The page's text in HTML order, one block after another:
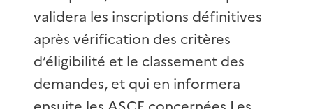
validera les inscriptions définitives
après vérification des critères
d’éligibilité et le classement des
demandes, et qui en informera